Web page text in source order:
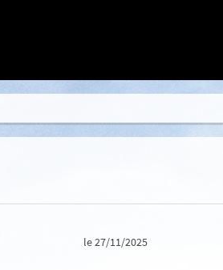
le 27/11/2025